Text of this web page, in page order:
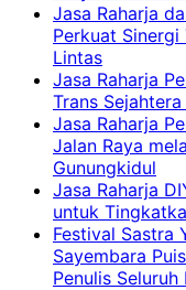
Jasa Raharja
Perkuat Sinergi
Lintas
Jasa Raharja
Trans
Jasa Raharja
Jalan Raya
Gunungkidul
Jasa Raharja
untuk
Festival Sastra
Sayembara
Penulis Seluruh